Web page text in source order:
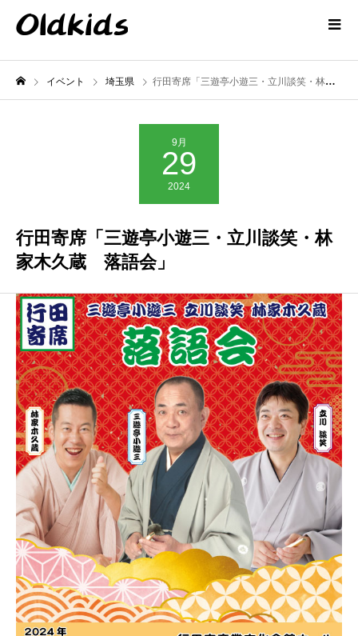
イベント 埼玉県 行田寄席「三遊亭小遊三・立川談笑・林家木久蔵 落語会」
9月
29
2024
行田寄席「三遊亭小遊三・立川談笑・林
家木久蔵 落語会」